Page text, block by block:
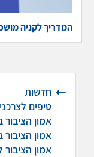
חדשות
טיפים
אמון
אמון
אמון
המדריך לקניה